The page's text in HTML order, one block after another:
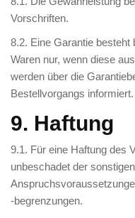
Vorschriften.
8.2. Eine Garantie besteht
Waren nur, wenn diese
werden über die
Bestellvorgangs informiert.
9. Haftung
9.1. Für eine Haftung des
unbeschadet der
-begrenzungen.